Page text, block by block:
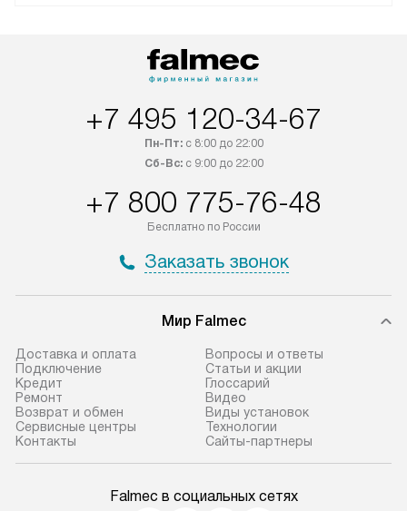
+7 495 120-34-67
Пн-Пт:с 8:00 до 22:00
Сб-Вс:с 9:00 до 22:00
+7 800 775-76-48
Бесплатно по России
Заказать звонок
Мир Falmec
Доставка и оплата
Подключение
Кредит
Ремонт
Возврат и обмен
Сервисные центры
Контакты
Вопросы и ответы
Статьи и акции
Глоссарий
Видео
Виды установок
Технологии
Сайты-партнеры
Falmec в социальных сетях